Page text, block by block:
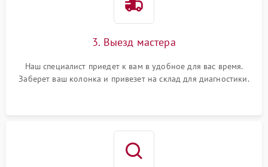
3. Выезд мастера
Наш специалист приедет к вам в удобное для вас время.
Заберет ваш колонка и привезет на склад для диагностики.